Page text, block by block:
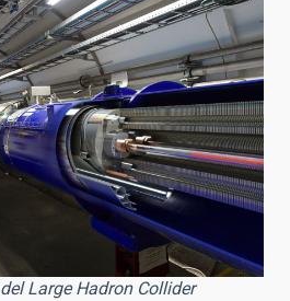
Large Hadron Collider